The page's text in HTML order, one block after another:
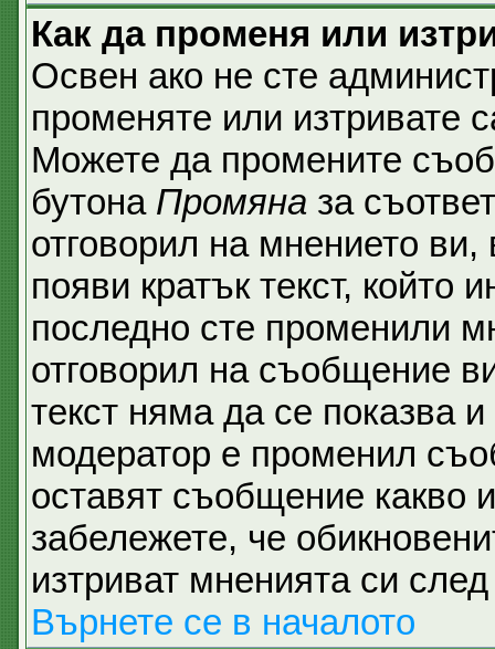
Как да променя или
Освен ако не сте
променяте или изтривате
Можете да промените
бутона Промяна за
отговорил на мнението
появи кратък текст, който
последно сте променили
отговорил на съобщение
текст няма да се показва
модератор е променил
оставят съобщение
забележете, че
изтриват мненията си
Върнете се в началото